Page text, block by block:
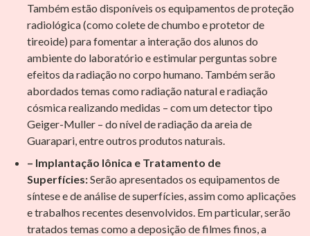
Também estão disponíveis os equipamentos de proteção
radiológica (como colete de chumbo e protetor de
tireoide) para fomentar a interação dos alunos do
ambiente do laboratório e estimular perguntas sobre
efeitos da radiação no corpo humano. Também serão
abordados temas como radiação natural e radiação
cósmica realizando medidas – com um detector tipo
Geiger-Muller – do nível de radiação da areia de
Guarapari, entre outros produtos naturais.
– Implantação Iônica e Tratamento de
Superfícies:Serão apresentados os equipamentos de
síntese e de análise de superfícies, assim como aplicações
e trabalhos recentes desenvolvidos. Em particular, serão
tratados temas como a deposição de filmes finos, a